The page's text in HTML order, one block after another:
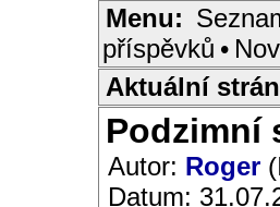
Menu:
příspěvků •
Aktuální
Podzimní
Autor: Roger
Datum: